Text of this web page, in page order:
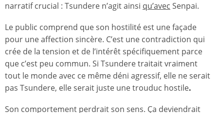
narratif crucial : Tsundere n’agit ainsi qu’avec Senpai.
Le public comprend que son hostilité est une façade
pour une affection sincère. C’est une contradiction qui
crée de la tension et de l’intérêt spécifiquement parce
que c’est peu commun. Si Tsundere traitait vraiment
tout le monde avec ce même déni agressif, elle ne serait
pas Tsundere, elle serait juste une trouduc hostile.
Son comportement perdrait son sens. Ça deviendrait